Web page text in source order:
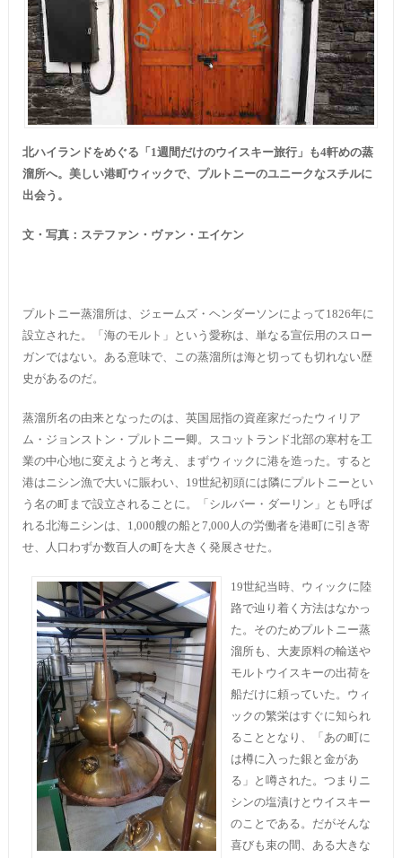
北ハイランドをめぐる「1週間だけのウイスキー旅行」も4軒めの蒸
溜所へ。美しい港町ウィックで、プルトニーのユニークなスチルに
出会う。
文・写真：ステファン・ヴァン・エイケン
プルトニー蒸溜所は、ジェームズ・ヘンダーソンによって1826年に
設立された。「海のモルト」という愛称は、単なる宣伝用のスロー
ガンではない。ある意味で、この蒸溜所は海と切っても切れない歴
史があるのだ。
蒸溜所名の由来となったのは、英国屈指の資産家だったウィリア
ム・ジョンストン・プルトニー卿。スコットランド北部の寒村を工
業の中心地に変えようと考え、まずウィックに港を造った。すると
港はニシン漁で大いに賑わい、19世紀初頭には隣にプルトニーとい
う名の町まで設立されることに。「シルバー・ダーリン」とも呼ば
れる北海ニシンは、1,000艘の船と7,000人の労働者を港町に引き寄
せ、人口わずか数百人の町を大きく発展させた。
19世紀当時、ウィックに陸
路で辿り着く方法はなかっ
た。そのためプルトニー蒸
溜所も、大麦原料の輸送や
モルトウイスキーの出荷を
船だけに頼っていた。ウィ
ックの繁栄はすぐに知られ
ることとなり、「あの町に
は樽に入った銀と金があ
る」と噂された。つまりニ
シンの塩漬けとウイスキー
のことである。だがそんな
喜びも束の間、ある大きな